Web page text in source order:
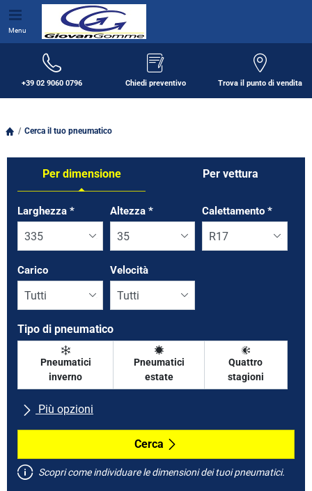
Menu
+39 02 9060 0796 Chiedi preventivo Trova il punto di vendita
Cerca il tuo pneumatico
Per dimensione Per vettura
Tab updated: Per dimensione
Larghezza * Altezza * Calettamento*
Carico Velocità
Tipo di pneumatico
Pneumatici
inverno
Pneumatici
estate
Quattro
stagioni
Più opzioni
Tutte le marche
Tipo di vettura
Cerca
Scopri come individuare le dimensioni dei tuoi pneumatici.